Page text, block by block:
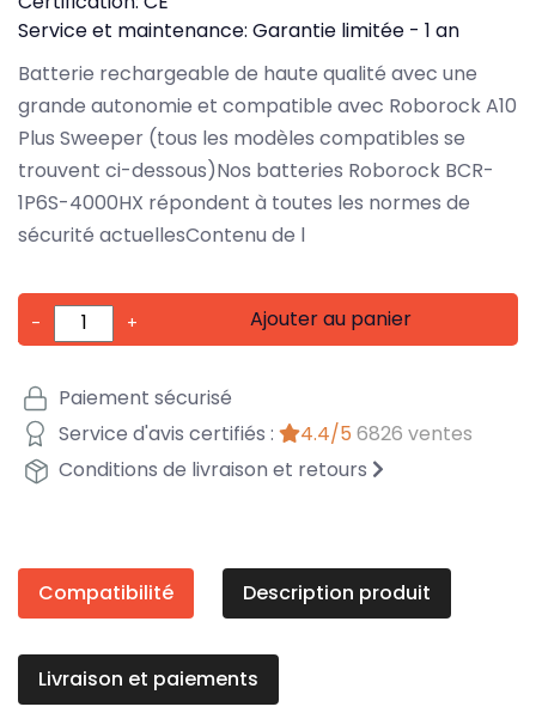
Service et maintenance: Garantie limitée - 1 an
Batterie rechargeable de haute qualité avec une
grande autonomie et compatible avec Roborock A10
Plus Sweeper (tous les modèles compatibles se
trouvent ci-dessous)Nos batteries Roborock BCR-
1P6S-4000HX répondent à toutes les normes de
sécurité actuellesContenu de l
- + Ajouter au panier
Paiement sécurisé
Service d'avis certifiés :
4.4/5 6826 ventes
Conditions de livraison et retours
Compatibilité Description produit
Livraison et paiements